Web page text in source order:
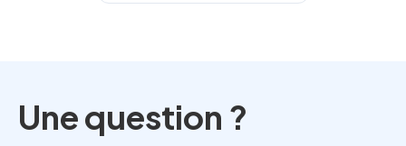
Une question ?